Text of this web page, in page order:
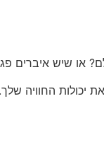
או שיש איברים
החוויה